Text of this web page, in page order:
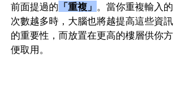
前面提過的 「重複」 。當你重複輸入的
次數越多時，大腦也將越提高這些資訊
的重要性，而放置在更高的樓層供你方
便取用。